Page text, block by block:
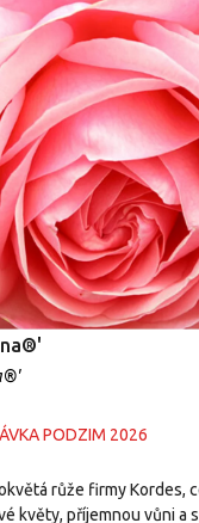
PODZIM 2026
růže firmy Kordes,
květy, příjemnou vůni a